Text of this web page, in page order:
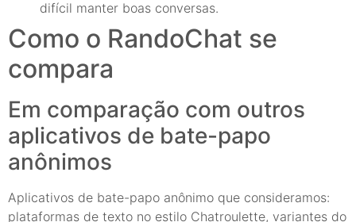
difícil manter boas conversas.
Como o RandoChat se
compara
Em comparação com outros
aplicativos de bate-papo
anônimos
Aplicativos de bate-papo anônimo que consideramos:
plataformas de texto no estilo Chatroulette, variantes do